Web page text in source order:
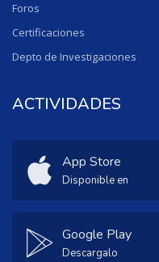
Foros
Certificaciones
Depto de Investigaciones
ACTIVIDADES
App Store
Disponible en
Google Play
Descargalo